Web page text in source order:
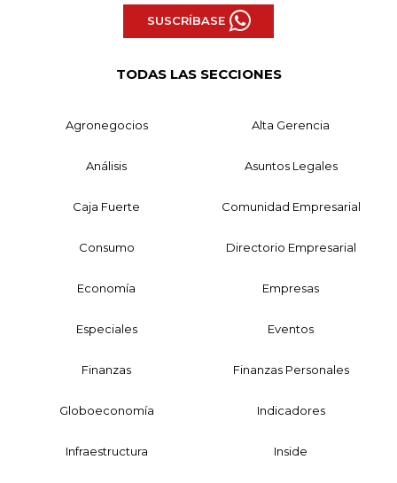
SUSCRÍBASE
TODAS LAS SECCIONES
Agronegocios Alta Gerencia
Análisis Asuntos Legales
Caja Fuerte Comunidad Empresarial
Consumo Directorio Empresarial
Economía Empresas
Especiales Eventos
Finanzas Finanzas Personales
Globoeconomía Indicadores
Infraestructura Inside